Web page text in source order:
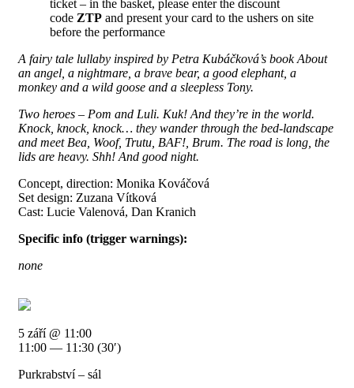
ticket – in the basket, please enter the discount
code ZTP and present your card to the ushers on site
before the performance
A fairy tale lullaby inspired by Petra Kubáčková’s book About
an angel, a nightmare, a brave bear, a good elephant, a
monkey and a wild goose and a sleepless Tony.
Two heroes – Pom and Luli. Kuk! And they’re in the world.
Knock, knock, knock… they wander through the bed-landscape
and meet Bea, Woof, Trutu, BAF!, Brum. The road is long, the
lids are heavy. Shh! And good night.
Concept, direction: Monika Kováčová
Set design: Zuzana Vítková
Cast: Lucie Valenová, Dan Kranich
Specific info (trigger warnings):
none
5 září @ 11:00
11:00 — 11:30 (30′)
Purkrabství – sál